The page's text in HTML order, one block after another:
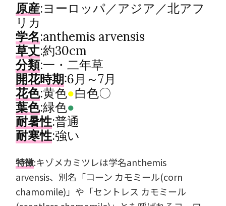
原産:ヨーロッパ／アジア／北アフ
リカ
学名:anthemis arvensis
草丈:約30cm
分類:一・二年草
開花時期:6月～7月
花色:黄色●白色〇
葉色:緑色●
耐暑性:普通
耐寒性:強い
特徴:キゾメカミツレは学名anthemis
arvensis、別名「コーン カモミール(corn
chamomile)」や「セントレス カモミール